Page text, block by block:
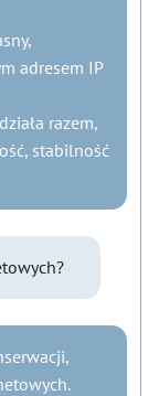
adresem IP
razem,
stabilność